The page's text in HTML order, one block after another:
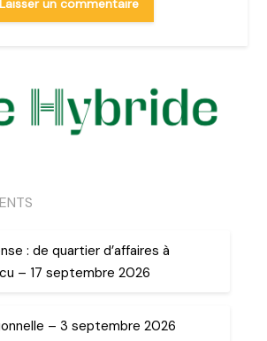
: de quartier d’affaires à
– 17 septembre 2026
– 3 septembre 2026